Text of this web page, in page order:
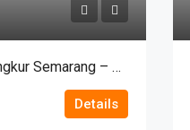
Jual Rumah Jl. Tengger. Gajah Mungkur Semarang – 11381
Details